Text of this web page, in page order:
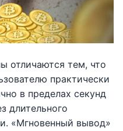
отличаются тем, что
практически
в пределах секунд
длительного
«Мгновенный вывод»